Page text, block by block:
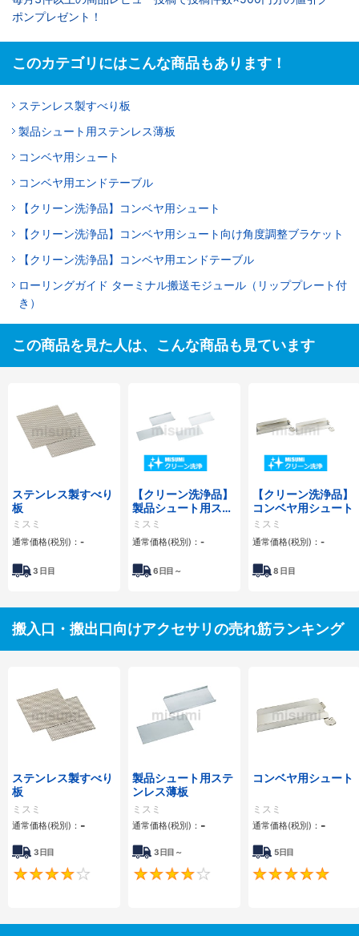
ポンプレゼント！
このカテゴリにはこんな商品もあります！
ステンレス製すべり板
製品シュート用ステンレス薄板
コンベヤ用シュート
コンベヤ用エンドテーブル
【クリーン洗浄品】コンベヤ用シュート
【クリーン洗浄品】コンベヤ用シュート向け角度調整ブラケット
【クリーン洗浄品】コンベヤ用エンドテーブル
ローリングガイド ターミナル搬送モジュール（リッププレート付
き）
この商品を見た人は、こんな商品も見ています
ステンレス製すべり
板
ミスミ
通常価格(税別)： -
3 日目
【クリーン洗浄品】
製品シュート用ステ
ンレス薄板
ミスミ
通常価格(税別)： -
6日目～
【クリーン洗浄品】
コンベヤ用シュート
ミスミ
通常価格(税別)： -
8 日目
搬入口・搬出口向けアクセサリの売れ筋ランキング
ステンレス製すべり
板
ミスミ
通常価格(税別)： -
3日目
3.8
製品シュート用ステ
ンレス薄板
ミスミ
通常価格(税別)： -
3日目～
4.1
コンベヤ用シュート
ミスミ
通常価格(税別)： -
5日目